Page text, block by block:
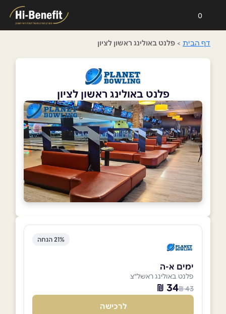
0
דף הבית > פלנט באולינג ראשון לציון
פלנט באולינג ראשון לציון
21% הנחה
ימים א-ה
פלנט באולינג ראשל"צ
43 ₪
34 ₪
לרכישה